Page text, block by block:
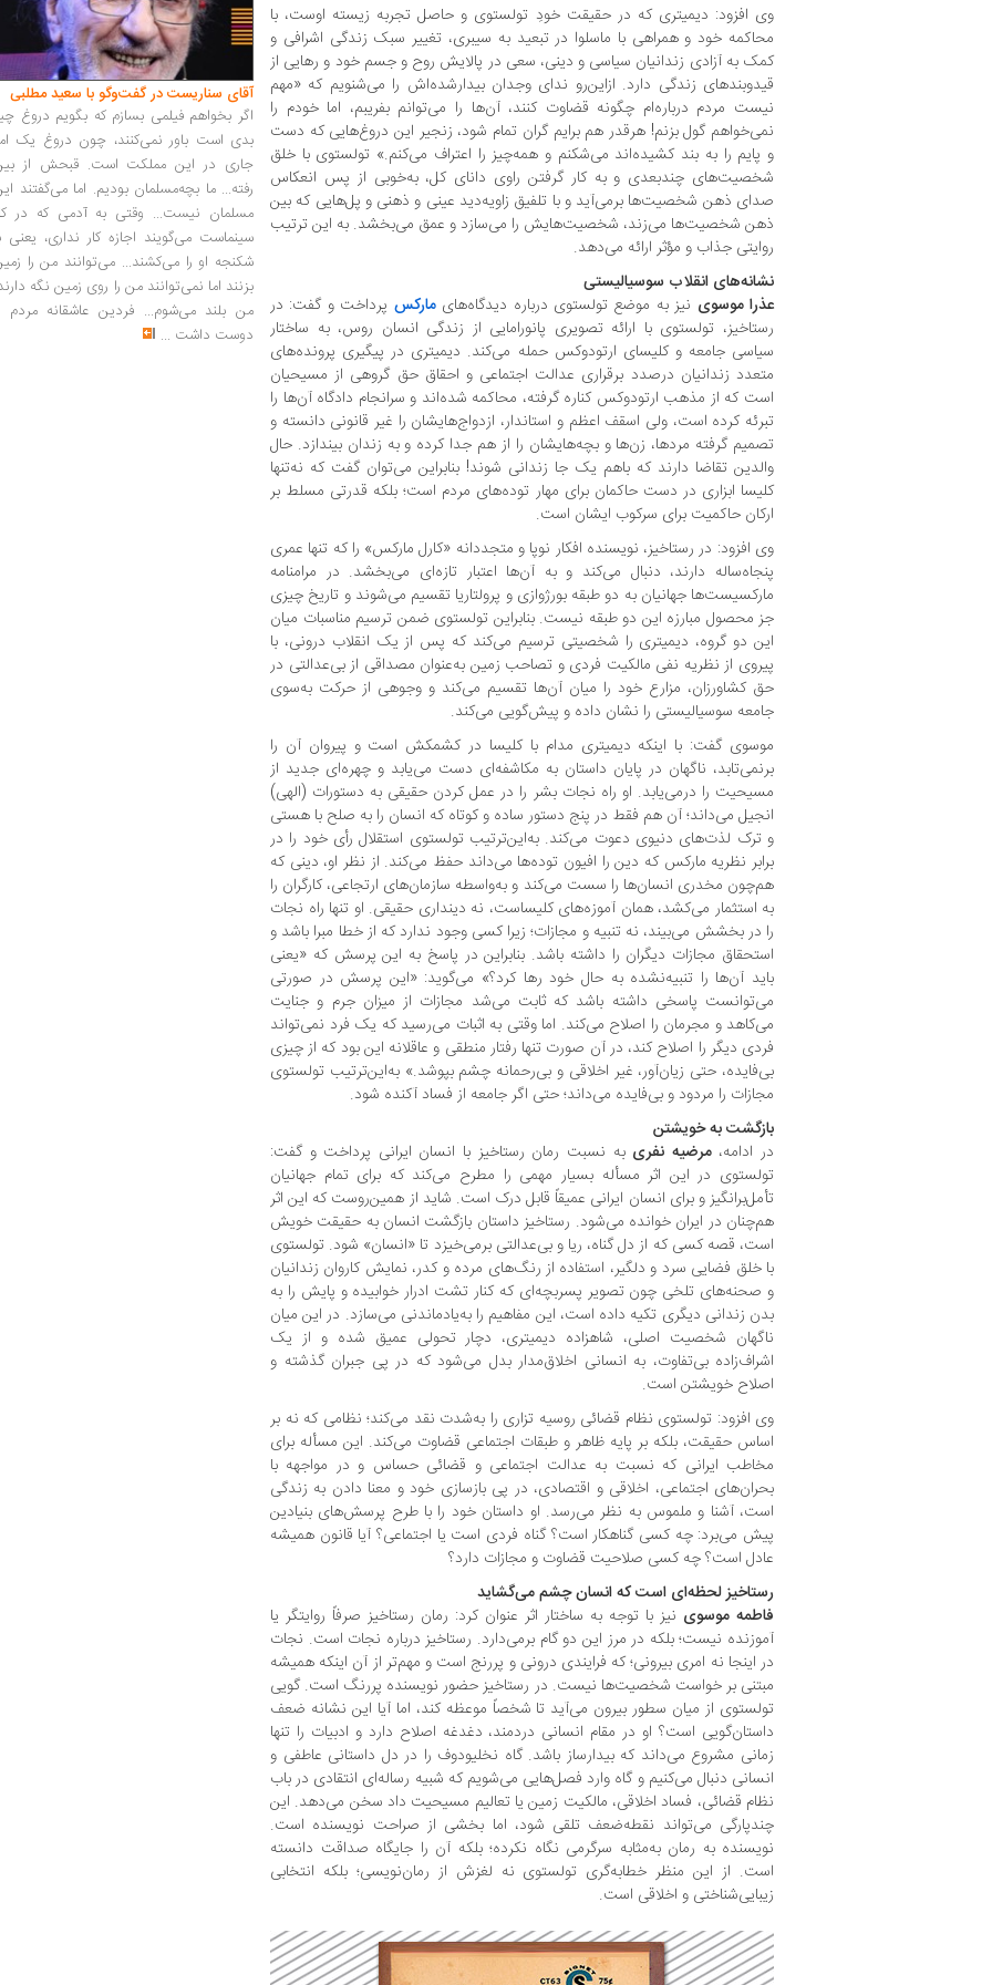
وی افزود: دیمیتری که در حقیقت خودِ تولستوی و حاصل تجربه زیسته اوست، با
محاکمه خود و همراهی با ماسلوا در تبعید به سیبری، تغییر سبک زندگی اشرافی و
کمک به آزادی زندانیان سیاسی و دینی، سعی در پالایش روح و جسم خود و رهایی از
قیدوبندهای زندگی دارد. ازاین‌رو ندای وجدان بیدارشده‌اش را می‌شنویم که «مهم
نیست مردم درباره‌ام چگونه قضاوت کنند، آن‌ها را می‌توانم بفریبم، اما خودم را
نمی‌خواهم گول بزنم! هرقدر هم برایم گران تمام شود، زنجیر این دروغ‌هایی که دست
و پایم را به بند کشیده‌اند می‌شکنم و همه‌چیز را اعتراف می‌کنم.» تولستوی با خلق
شخصیت‌های چندبعدی و به کار گرفتن راوی دانای کل، به‌خوبی از پس انعکاس
صدای ذهن شخصیت‌ها برمی‌آید و با تلفیق زاویه‌دید عینی و ذهنی و پل‌هایی که بین
ذهن شخصیت‌ها می‌زند، شخصیت‌هایش را می‌سازد و عمق می‌بخشد. به این ترتیب
روایتی جذاب و مؤثر ارائه می‌دهد.
نشانه‌های انقلاب سوسیالیستی
عذرا موسوی نیز به موضع تولستوی درباره دیدگاه‌هایمارکس پرداخت و گفت: در
رستاخیز، تولستوی با ارائه تصویری پانورامایی از زندگی انسان روس، به ساختار
سیاسی جامعه و کلیسای ارتودوکس حمله می‌کند. دیمیتری در پیگیری پرونده‌های
متعدد زندانیان درصدد برقراری عدالت اجتماعی و احقاق حق گروهی از مسیحیان
است که از مذهب ارتودوکس کناره گرفته‌، محاکمه شده‌اند و سرانجام دادگاه آن‌ها را
تبرئه کرده است، ولی اسقف اعظم و استاندار، ازدواج‌هایشان را غیر قانونی دانسته و
تصمیم گرفته مردها، زن‌ها و بچه‌هایشان را از هم جدا کرده و به زندان بیندازد. حال
والدین تقاضا دارند که باهم یک جا زندانی شوند! بنابراین می‌توان گفت که نه‌تنها
کلیسا ابزاری در دست حاکمان برای مهار توده‌های مردم است؛ بلکه قدرتی مسلط بر
ارکان حاکمیت برای سرکوب ایشان است.
وی افزود: در رستاخیز، نویسنده افکار نوپا و متجددانه «کارل مارکس» را که تنها عمری
پنجاه‌ساله دارند، دنبال می‌کند و به آن‌ها اعتبار تازه‌ای می‌بخشد. در مرامنامه
مارکسیست‌ها جهانیان به دو طبقه بورژوازی و پرولتاریا تقسیم می‌شوند و تاریخ چیزی
جز محصول مبارزه این دو طبقه نیست. بنابراین تولستوی ضمن ترسیم مناسبات میان
این دو گروه، دیمیتری را شخصیتی ترسیم می‌کند که پس از یک انقلاب درونی، با
پیروی از نظریه نفی مالکیت فردی و تصاحب زمین به‌عنوان مصداقی از بی‌عدالتی در
حق کشاورزان، مزارع خود را میان آن‌ها تقسیم می‌کند و وجوهی از حرکت به‌سوی
جامعه سوسیالیستی را نشان داده و پیش‌گویی می‌کند.
موسوی گفت: با اینکه دیمیتری مدام با کلیسا در کشمکش است و پیروان آن را
برنمی‌تابد، ناگهان در پایان داستان به مکاشفه‌ای دست می‌یابد و چهره‌ای جدید از
مسیحیت را درمی‌یابد. او راه نجات بشر را در عمل کردن حقیقی به دستورات (الهی)
انجیل می‌داند؛ آن هم فقط در پنج دستور ساده و کوتاه که انسان را به صلح با هستی
و ترک لذت‌های دنیوی دعوت می‌کند. به‌این‌ترتیب تولستوی استقلال رأی خود را در
برابر نظریه مارکس که دین را افیون توده‌ها می‌داند حفظ می‌کند. از نظر او، دینی که
هم‌چون مخدری انسان‌ها را سست می‌کند و به‌واسطه سازمان‌های ارتجاعی، کارگران را
به استثمار می‌کشد، همان آموزه‌های کلیساست، نه دینداری حقیقی. او تنها راه نجات
را در بخشش می‌بیند، نه تنبیه و مجازات؛ زیرا کسی وجود ندارد که از خطا مبرا باشد و
استحقاق مجازات دیگران را داشته باشد. بنابراین در پاسخ به این پرسش که «یعنی
باید آن‌ها را تنبیه‌نشده به حال خود رها کرد؟» می‌گوید: «این پرسش در صورتی
می‌توانست پاسخی داشته باشد که ثابت می‌شد مجازات از میزان جرم و جنایت
می‌کاهد و مجرمان را اصلاح می‌کند. اما وقتی به اثبات می‌رسید که یک فرد نمی‌تواند
فردی دیگر را اصلاح کند، در آن صورت تنها رفتار منطقی و عاقلانه این بود که از چیزی
بی‌فایده، حتی زیان‌آور، غیر اخلاقی و بی‌رحمانه چشم بپوشد.» به‌این‌ترتیب تولستوی
مجازات را مردود و بی‌فایده می‌داند؛ حتی اگر جامعه از فساد آکنده شود.
بازگشت به خویشتن
در ادامه،مرضیه نفری به نسبت رمان رستاخیز با انسان ایرانی پرداخت و گفت:
تولستوی در این اثر مسأله بسیار مهمی را مطرح می‌کند که برای تمام جهانیان
تأمل‌برانگیز و برای انسان ایرانی عمیقاً قابل درک است. شاید از همین‌روست که این اثر
هم‌چنان در ایران خوانده می‌شود. رستاخیز داستان بازگشت انسان به حقیقت خویش
است، قصه کسی که از دل گناه، ریا و بی‌عدالتی برمی‌خیزد تا «انسان» شود. تولستوی
با خلق فضایی سرد و دلگیر، استفاده از رنگ‌های مرده و کدر، نمایش کاروان زندانیان
و صحنه‌های تلخی چون تصویر پسربچه‌ای که کنار تشت ادرار خوابیده و پایش را به
بدن زندانی دیگری تکیه داده است، این مفاهیم را به‌یادماندنی می‌سازد. در این میان
ناگهان شخصیت اصلی، شاهزاده دیمیتری، دچار تحولی عمیق شده و از یک
اشراف‌زاده بی‌تفاوت، به انسانی اخلاق‌مدار بدل می‌شود که در پی جبران گذشته و
اصلاح خویشتن است.
وی افزود: تولستوی نظام قضائی روسیه تزاری را به‌شدت نقد می‌کند؛ نظامی که نه بر
اساس حقیقت، بلکه بر پایه ظاهر و طبقات اجتماعی قضاوت می‌کند. این مسأله برای
مخاطب ایرانی که نسبت به عدالت اجتماعی و قضائی حساس و در مواجهه با
بحران‌های اجتماعی، اخلاقی و اقتصادی، در پی بازسازی خود و معنا دادن به زندگی
است، آشنا و ملموس به نظر می‌رسد. او داستان خود را با طرح پرسش‌های بنیادین
پیش می‌برد: چه کسی گناهکار است؟ گناه فردی است یا اجتماعی؟ آیا قانون همیشه
عادل است؟ چه کسی صلاحیت قضاوت و مجازات دارد؟
رستاخیز لحظه‌ای است که انسان چشم می‌گشاید
فاطمه موسوی نیز با توجه به ساختار اثر عنوان کرد: رمان رستاخیز صرفاً روایتگر یا
آموزنده نیست؛ بلکه در مرز این دو گام برمی‌دارد. رستاخیز درباره نجات است. نجات
در اینجا نه امری بیرونی؛ که فرایندی درونی و پررنج است و مهم‌تر از آن اینکه همیشه
مبتنی بر خواست شخصیت‌ها نیست. در رستاخیز حضور نویسنده پررنگ است. گویی
تولستوی از میان سطور بیرون می‌آید تا شخصاً موعظه کند، اما آیا این نشانه ضعف
داستان‌گویی است؟ او در مقام انسانی دردمند، دغدغه اصلاح دارد و ادبیات را تنها
زمانی مشروع می‌داند که بیدارساز باشد. گاه نخلیودوف را در دل داستانی عاطفی و
انسانی دنبال می‌کنیم و گاه وارد فصل‌هایی می‌شویم که شبیه رساله‌ای انتقادی در باب
نظام قضائی، فساد اخلاقی، مالکیت زمین یا تعالیم مسیحیت داد سخن می‌دهد. این
چندپارگی می‌تواند نقطه‌ضعف تلقی شود، اما بخشی از صراحت نویسنده است.
نویسنده به رمان به‌مثابه سرگرمی نگاه نکرده؛ بلکه آن را جایگاه صداقت دانسته
است. از این منظر خطابه‌گری تولستوی نه لغزش از رمان‌نویسی؛ بلکه انتخابی
زیبایی‌شناختی و اخلاقی است.
آقای سناریست در گفت‌وگو با سعید مطلبی
اگر بخواهم فیلمی بسازم که بگویم دروغ
بدی است باور نمی‌کنند، چون دروغ یک
جاری در این مملکت است. قبحش از
رفته... ما بچه‌مسلمان بودیم. اما می‌گفتند
مسلمان نیست... وقتی به آدمی که در
سینماست می‌گویند اجازه کار نداری، یعنی
شکنجه او را می‌کشند... می‌توانند من را
بزنند اما نمی‌توانند من را روی زمین نگه
من بلند می‌شوم... فردین عاشقانه مردم
دوست داشت ...